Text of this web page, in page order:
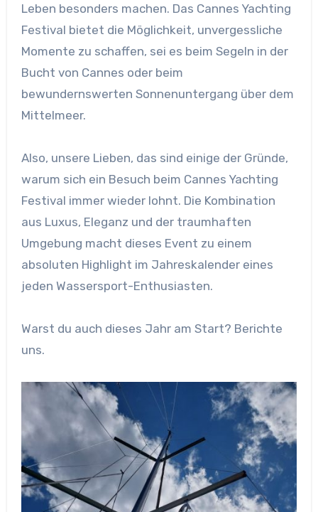
Leben besonders machen. Das Cannes Yachting
Festival bietet die Möglichkeit, unvergessliche
Momente zu schaffen, sei es beim Segeln in der
Bucht von Cannes oder beim
bewundernswerten Sonnenuntergang über dem
Mittelmeer.
Also, unsere Lieben, das sind einige der Gründe,
warum sich ein Besuch beim Cannes Yachting
Festival immer wieder lohnt. Die Kombination
aus Luxus, Eleganz und der traumhaften
Umgebung macht dieses Event zu einem
absoluten Highlight im Jahreskalender eines
jeden Wassersport-Enthusiasten.
Warst du auch dieses Jahr am Start? Berichte
uns.